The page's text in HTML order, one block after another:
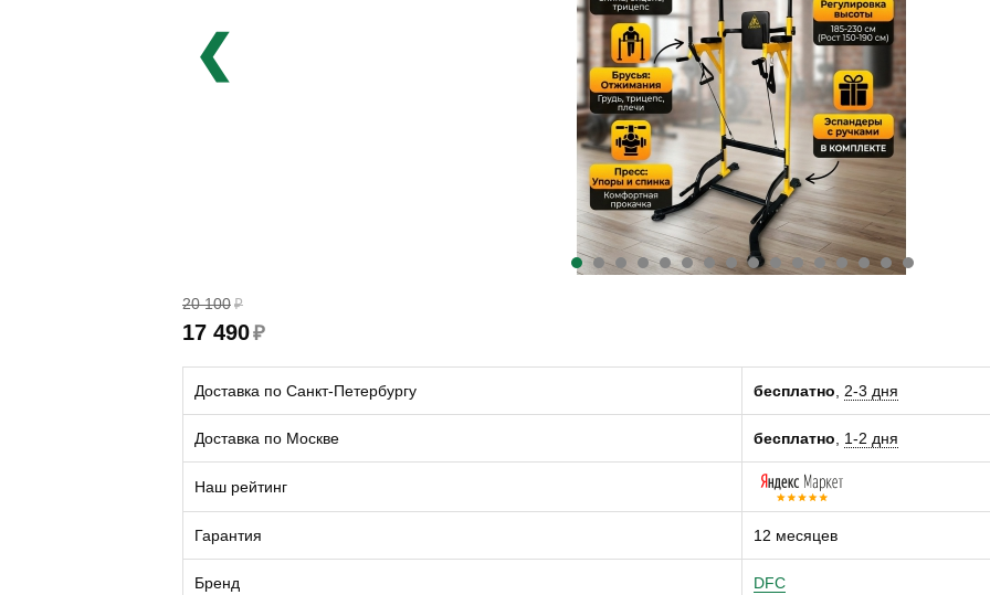
❮
20 100 ₽
17 490₽
Доставка по Санкт-Петербургу бесплатно 2-3 дня
Доставка по Москве бесплатно 1-2 дня
Наш рейтинг
Гарантия 12 месяцев
Бренд DFC